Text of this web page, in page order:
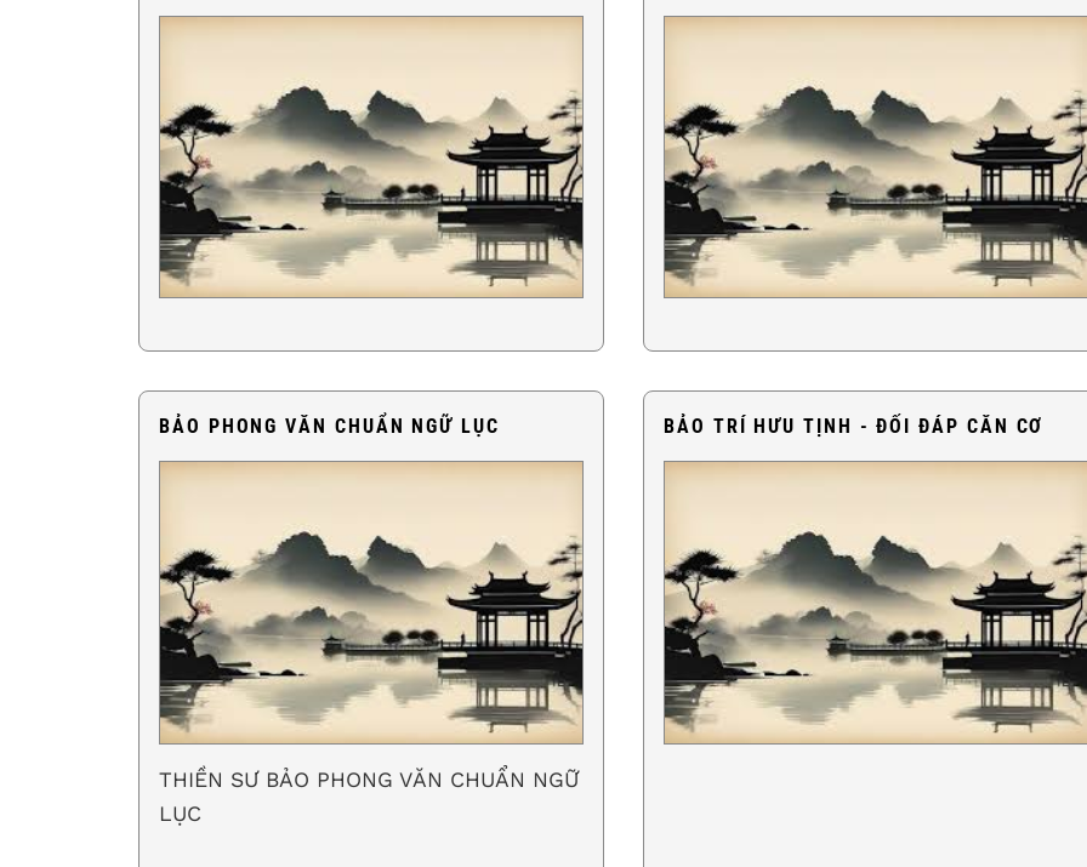
BẢO PHONG VĂN CHUẨN NGỮ LỤC
THIỀN SƯ BẢO PHONG VĂN CHUẨN NGỮ
LỤC
BẢO TRÍ HƯU TỊNH - ĐỐI ĐÁP CĂN CƠ